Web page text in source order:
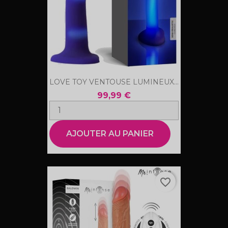
LOVE TOY VENTOUSE LUMINEUX...
99,99 €
AJOUTER AU PANIER
favorite_border